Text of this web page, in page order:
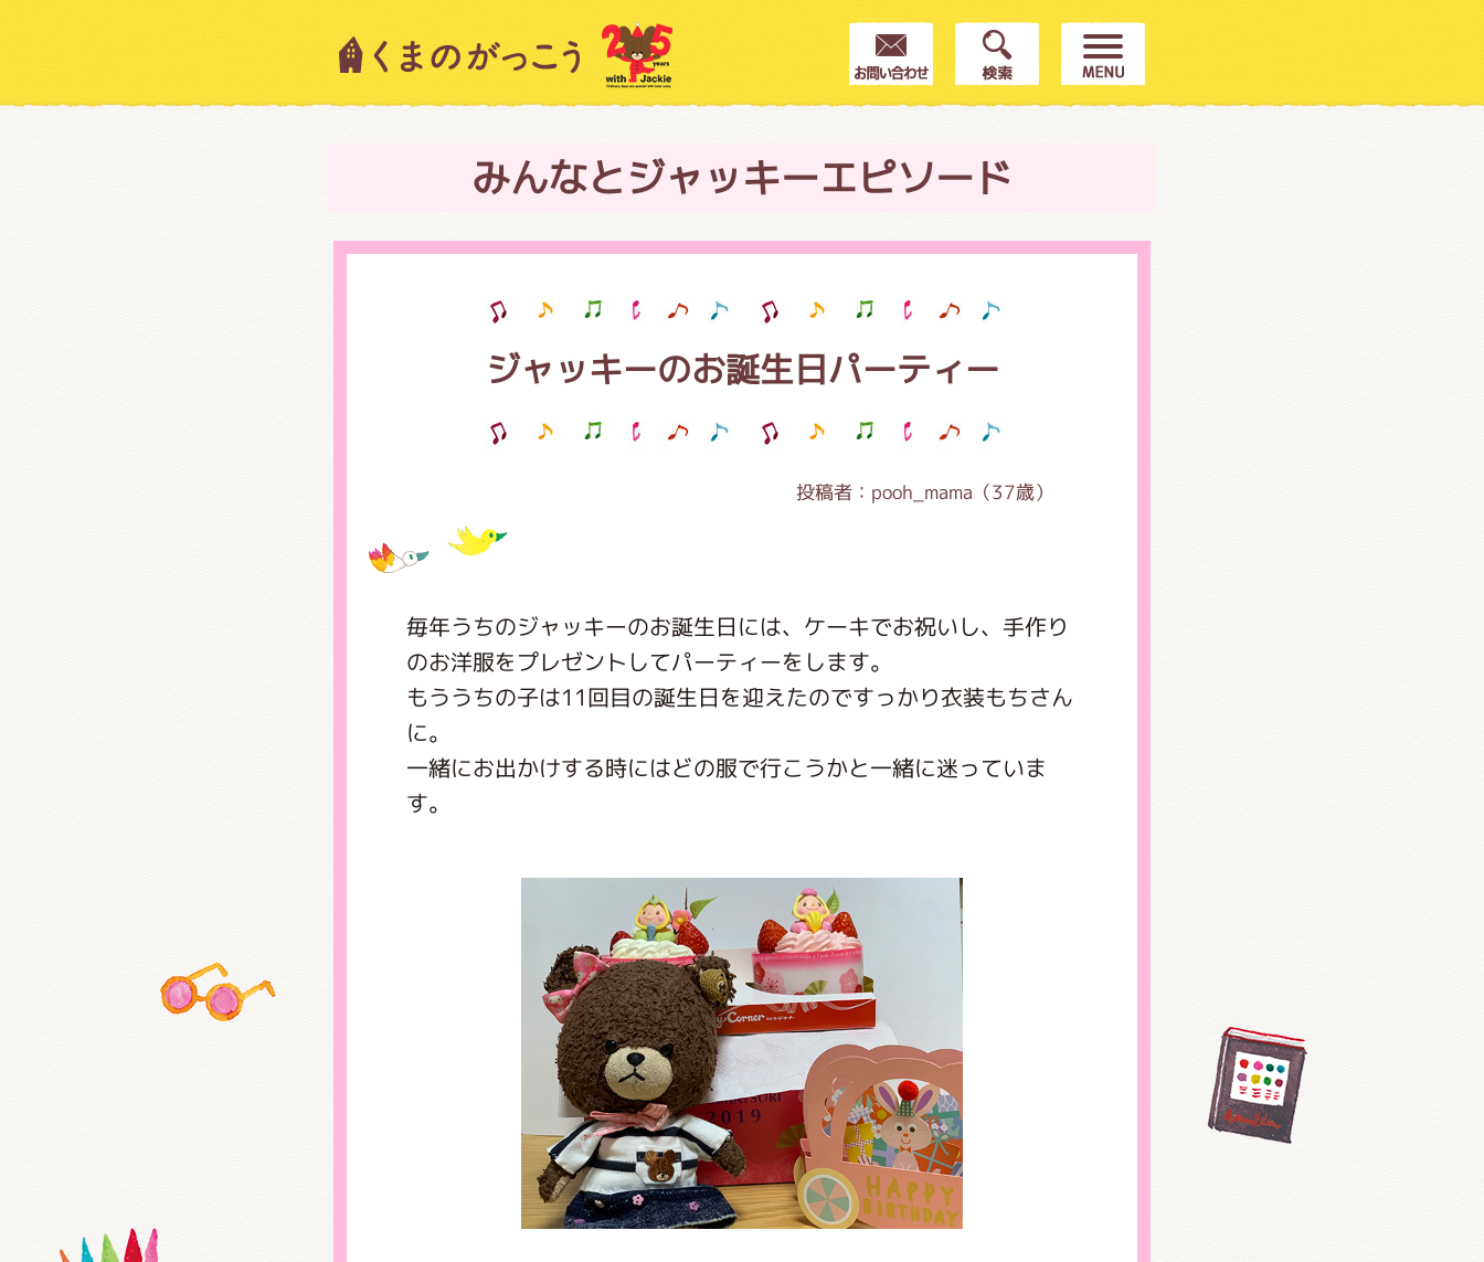
みんなとジャッキーエピソード
ジャッキーのお誕生日パーティー
投稿者： pooh_mama （37歳）
毎年うちのジャッキーのお誕生日には、ケーキでお祝いし、手作り
のお洋服をプレゼントしてパーティーをします。
もううちの子は11回目の誕生日を迎えたのですっかり衣装もちさん
に。
一緒にお出かけする時にはどの服で行こうかと一緒に迷っていま
す。
キャラクター紹介
ニュース
絵本・作家紹介
ミュージカル・コンサート
おたのしみコンテンツ(クイズ・AR・診断・占い)
チア ジャッキーズ！
くまのがっこう しょくいんしつ
くまのがっこう 家庭科部